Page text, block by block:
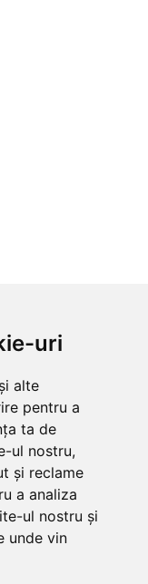
uri
alte
pentru a
ta de
ul nostru,
și reclame
a analiza
ul nostru și
unde vin
• Iași •